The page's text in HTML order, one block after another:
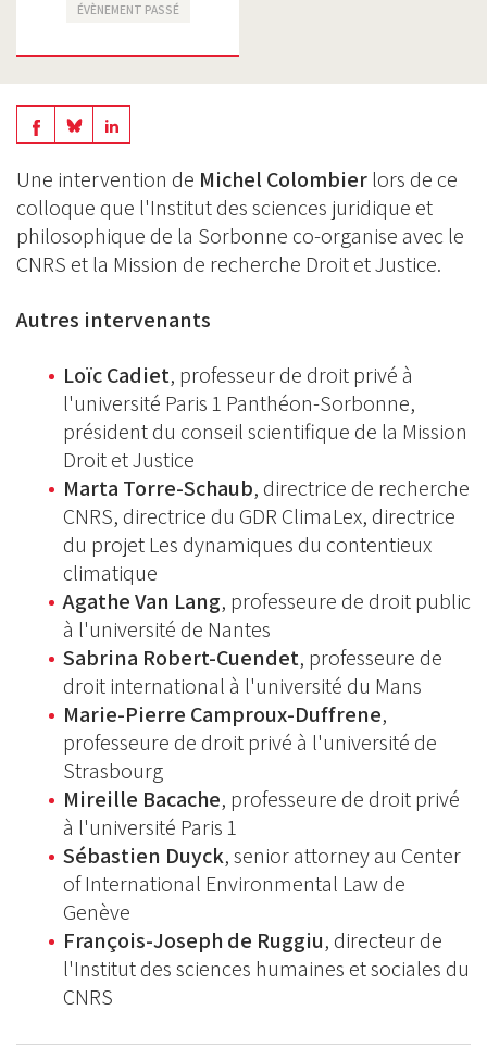
ÉVÈNEMENT PASSÉ
Share
on
Facebook
Share
BlueSky
Share
Linkedin
Une intervention de Michel Colombierlors de ce
colloque que l'Institut des sciences juridique et
philosophique de la Sorbonne co-organise avec le
CNRS et la Mission de recherche Droit et Justice.
Autres intervenants
Loïc Cadiet, professeur de droit privé à
l'université Paris 1 Panthéon-Sorbonne,
président du conseil scientifique de la Mission
Droit et Justice
Marta Torre-Schaub, directrice de recherche
CNRS, directrice du GDR ClimaLex, directrice
du projet Les dynamiques du contentieux
climatique
Agathe Van Lang, professeure de droit public
à l'université de Nantes
Sabrina Robert-Cuendet, professeure de
droit international à l'université du Mans
Marie-Pierre Camproux-Duffrene,
professeure de droit privé à l'université de
Strasbourg
Mireille Bacache, professeure de droit privé
à l'université Paris 1
Sébastien Duyck, senior attorney au Center
of International Environmental Law de
Genève
François-Joseph de Ruggiu, directeur de
l'Institut des sciences humaines et sociales du
CNRS